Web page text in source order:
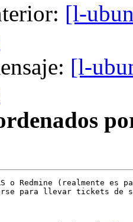
[l-
[l-
o Redmine (realmente es
para llevar tickets de